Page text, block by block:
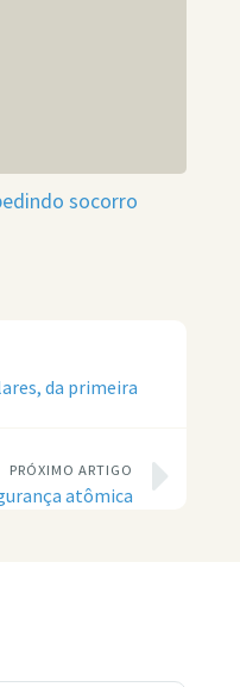
socorro
da primeira
PRÓXIMO ARTIGO
atômica